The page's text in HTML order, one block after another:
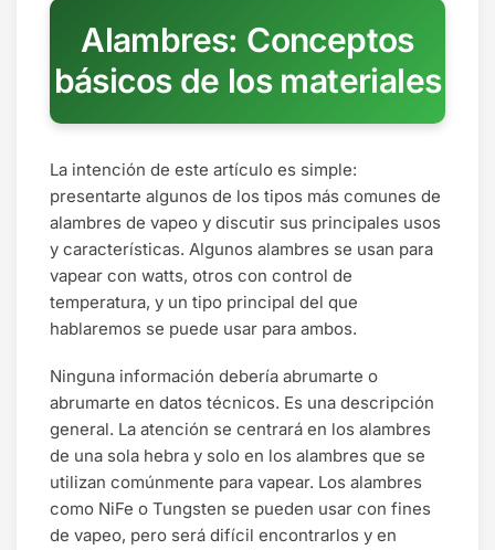
Alambres: Conceptos
básicos de los materiales
La intención de este artículo es simple:
presentarte algunos de los tipos más comunes de
alambres de vapeo y discutir sus principales usos
y características. Algunos alambres se usan para
vapear con watts, otros con control de
temperatura, y un tipo principal del que
hablaremos se puede usar para ambos.
Ninguna información debería abrumarte o
abrumarte en datos técnicos. Es una descripción
general. La atención se centrará en los alambres
de una sola hebra y solo en los alambres que se
utilizan comúnmente para vapear. Los alambres
como NiFe o Tungsten se pueden usar con fines
de vapeo, pero será difícil encontrarlos y en